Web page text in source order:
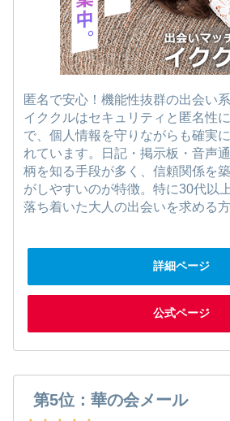
匿名で安心！機能性抜群の出会い
イククルはセキュリティと匿名性
で、個人情報を守りながらも確実
れています。日記・掲示板・音声
柄を知る手段が多く、信頼関係を
がしやすいのが特徴。特に30代以
落ち着いた大人の出会いを求める
詳細ページ
公式ページ
第5位：華の会メール